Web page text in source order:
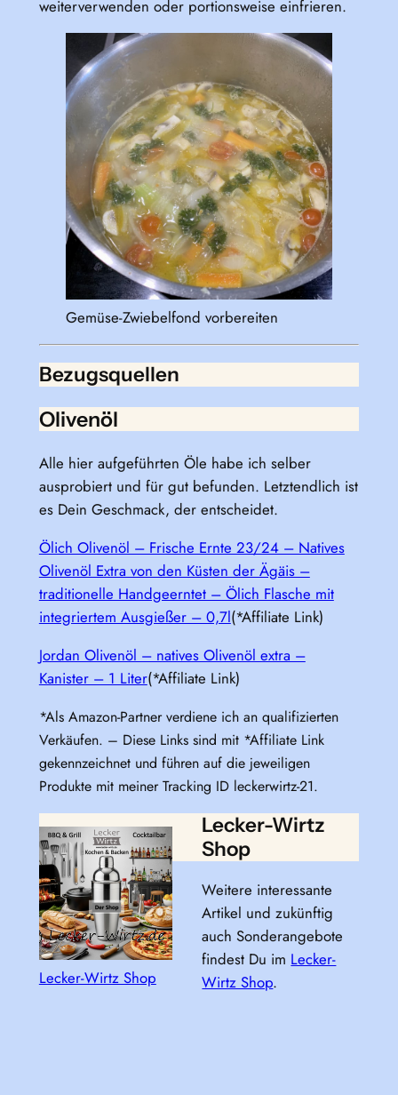
weiterverwenden oder portionsweise einfrieren.
Gemüse-Zwiebelfond vorbereiten
Bezugsquellen
Olivenöl
Alle hier aufgeführten Öle habe ich selber
ausprobiert und für gut befunden. Letztendlich ist
es Dein Geschmack, der entscheidet.
Ölich Olivenöl – Frische Ernte 23/24 – Natives
Olivenöl Extra von den Küsten der Ägäis –
traditionelle Handgeerntet – Ölich Flasche mit
integriertem Ausgießer – 0,7l(*Affiliate Link)
Jordan Olivenöl – natives Olivenöl extra –
Kanister – 1 Liter(*Affiliate Link)
*Als Amazon-Partner verdiene ich an qualifizierten
Verkäufen. – Diese Links sind mit *Affiliate Link
gekennzeichnet und führen auf die jeweiligen
Produkte mit meiner Tracking ID leckerwirtz-21.
Lecker-Wirtz Shop
Lecker-Wirtz
Shop
Weitere interessante
Artikel und zukünftig
auch Sonderangebote
findest Du im Lecker-
Wirtz Shop.